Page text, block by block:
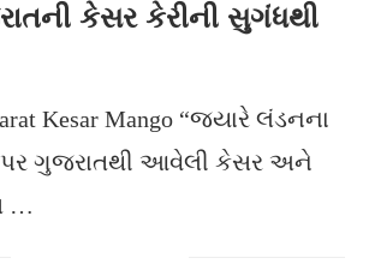
કેસર કેરીની સુગંધથી
Kesar Mango “જ્યારે લંડનના
પર ગુજરાતથી આવેલી કેસર અને
…